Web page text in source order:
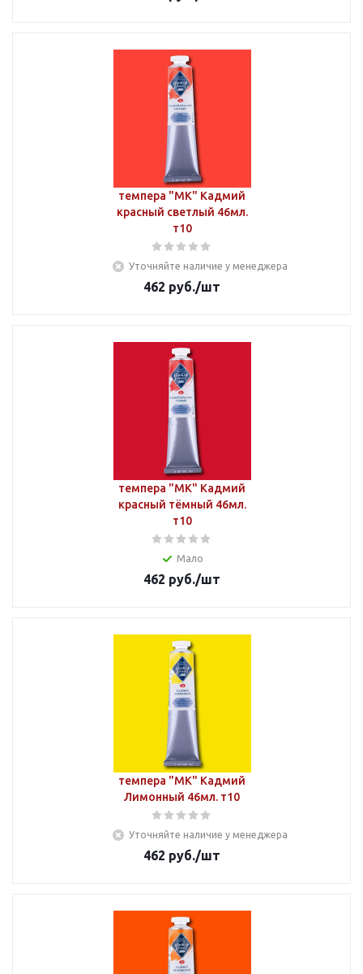
темпера "МК" Кадмий
красный светлый 46мл.
т10
Уточняйте наличие у менеджера
462 руб./шт
темпера "МК" Кадмий
красный тёмный 46мл.
т10
Мало
462 руб./шт
темпера "МК" Кадмий
Лимонный 46мл. т10
Уточняйте наличие у менеджера
462 руб./шт